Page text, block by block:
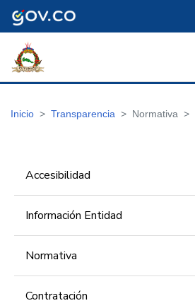
Inicio Transparencia Normativa
Accesibilidad
Información Entidad
Normativa
Contratación